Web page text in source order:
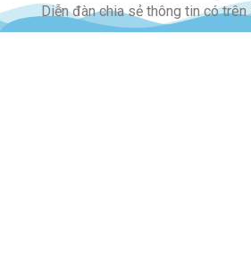
Diễn đàn chia sẻ thông tin có